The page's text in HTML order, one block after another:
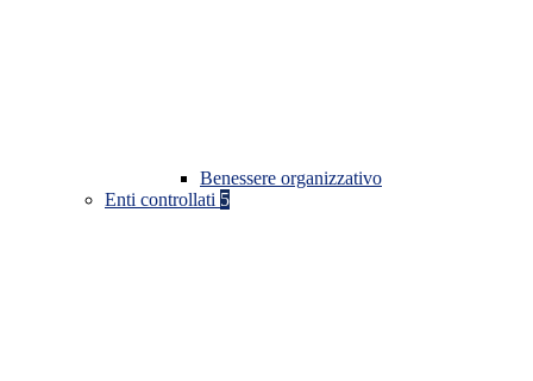
Benessere organizzativo
Enti controllati 5